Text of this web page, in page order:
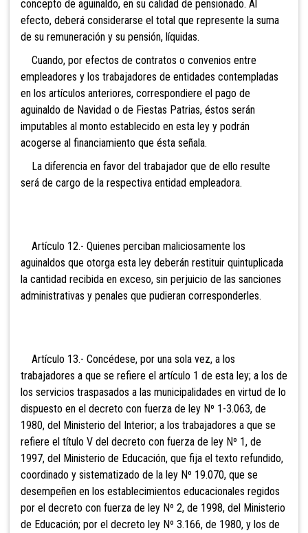
concepto de aguinaldo, en su calidad de pensionado. Al
efecto, deberá considerarse el total que represente la suma
de su remuneración y su pensión, líquidas.
Cuando, por efectos de contratos o convenios entre
empleadores y los trabajadores de entidades contempladas
en los artículos anteriores, correspondiere el pago de
aguinaldo de Navidad o de Fiestas Patrias, éstos serán
imputables al monto establecido en esta ley y podrán
acogerse al financiamiento que ésta señala.
La diferencia en favor del trabajador que de ello resulte
será de cargo de la respectiva entidad empleadora.
Artículo 12.- Quienes perciban maliciosamente los
aguinaldos que otorga esta ley deberán restituir quintuplicada
la cantidad recibida en exceso, sin perjuicio de las sanciones
administrativas y penales que pudieran corresponderles.
Artículo 13.- Concédese, por una sola vez, a los
trabajadores a que se refiere el artículo 1 de esta ley; a los de
los servicios traspasados a las municipalidades en virtud de lo
dispuesto en el decreto con fuerza de ley Nº 1-3.063, de
1980, del Ministerio del Interior; a los trabajadores a que se
refiere el título V del decreto con fuerza de ley Nº 1, de
1997, del Ministerio de Educación, que fija el texto refundido,
coordinado y sistematizado de la ley Nº 19.070, que se
desempeñen en los establecimientos educacionales regidos
por el decreto con fuerza de ley Nº 2, de 1998, del Ministerio
de Educación; por el decreto ley Nº 3.166, de 1980, y los de